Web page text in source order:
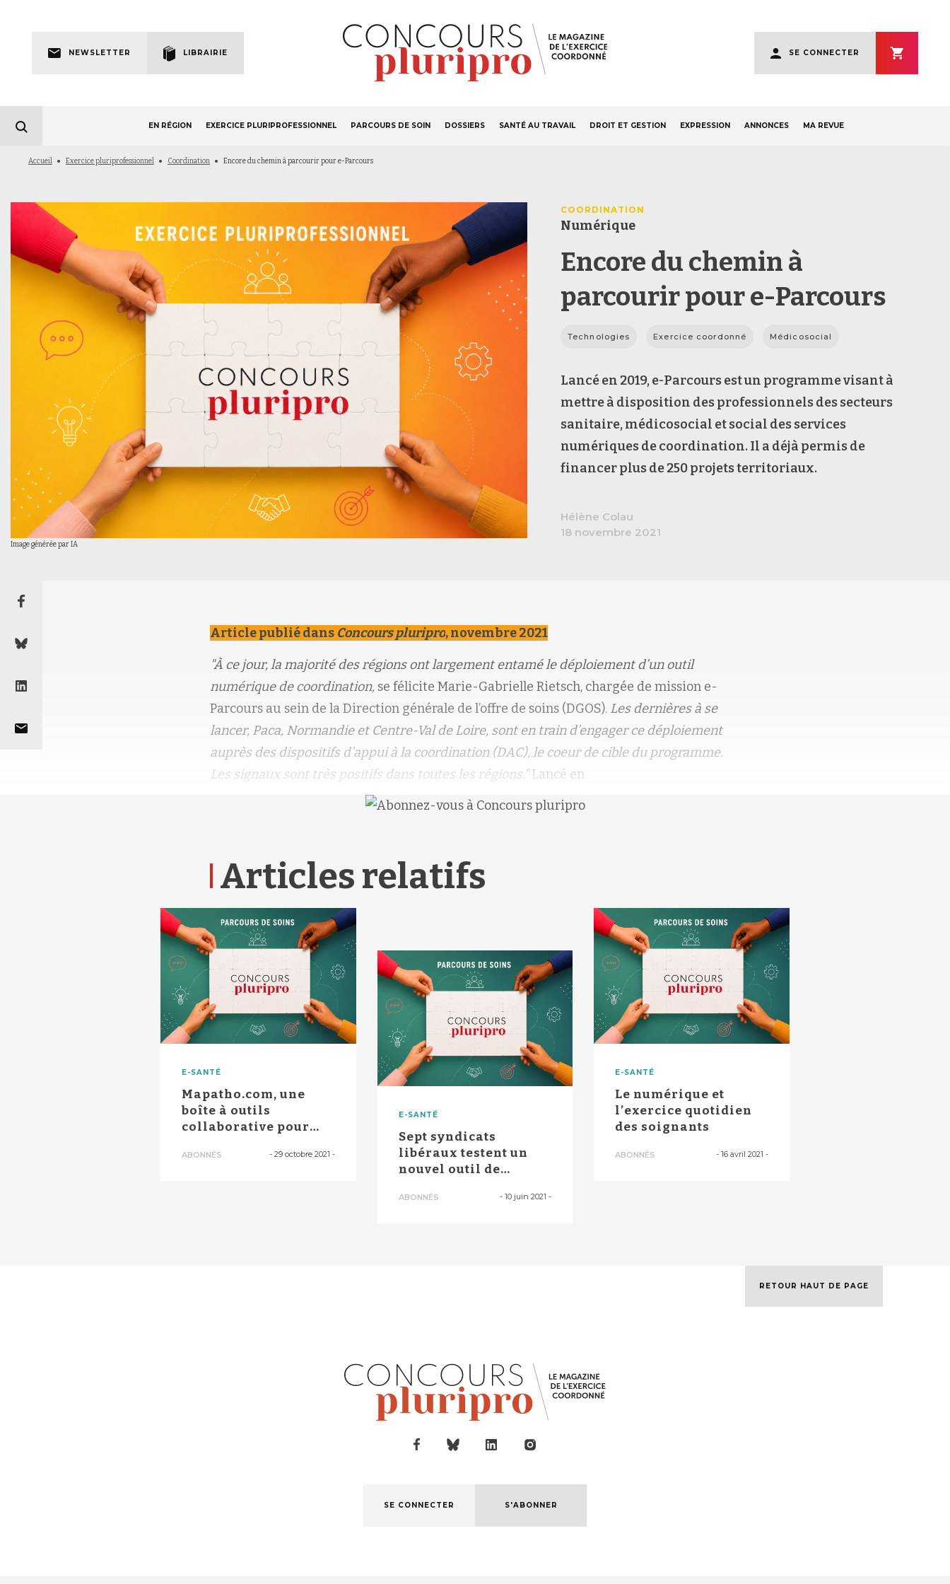
navigation
NEWSLETTER LIBRAIRIE
account
menu
SE CONNECTER
S'ABONNER
principale
EN RÉGION EXERCICE PLURIPROFESSIONNEL PARCOURS DE SOIN DOSSIERS SANTÉ AU TRAVAIL DROIT ET GESTION EXPRESSION ANNONCES MA REVUE
Fil
Accueil Exercice pluriprofessionnel Coordination Encore du chemin à parcourir pour e-Parcours
Image générée par IA
COORDINATION
Numérique
Encore du chemin à
parcourir pour e-Parcours
Technologies Exercice coordonné Médicosocial
Lancé en 2019, e-Parcours est un programme visant à
mettre à disposition des professionnels des secteurs
sanitaire, médicosocial et social des services
numériques de coordination. Il a déjà permis de
financer plus de 250 projets territoriaux.
Hélène Colau
18 novembre 2021
Article publié dans Concours pluripro, novembre 2021
"À ce jour, la majorité des régions ont largement entamé le déploiement d’un outil
numérique de coordination, se félicite Marie-Gabrielle Rietsch, chargée de mission e-
Parcours au sein de la Direction générale de l’offre de soins (DGOS). Les dernières à se
lancer, Paca, Normandie et Centre-Val de Loire, sont en train d’engager ce déploiement
auprès des dispositifs d’appui à la coordination (DAC), le coeur de cible du programme.
Les signaux sont très positifs dans toutes les régions."Lancé en
Articles relatifs
E-SANTÉ
Mapatho.com, une
boîte à outils
collaborative pour
ABONNÉS - 29 octobre 2021 -
E-SANTÉ
Sept syndicats
libéraux testent un
nouvel outil de
ABONNÉS -10 juin 2021 -
E-SANTÉ
Le numérique et
l’exercice quotidien
des soignants
ABONNÉS - 16 avril 2021 -
RETOUR HAUT DE PAGE
SE CONNECTER S'ABONNER